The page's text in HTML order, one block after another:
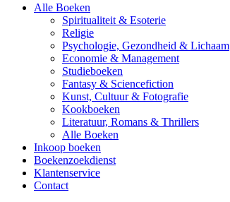
Alle Boeken
Spiritualiteit & Esoterie
Religie
Psychologie, Gezondheid & Lichaam
Economie & Management
Studieboeken
Fantasy & Sciencefiction
Kunst, Cultuur & Fotografie
Kookboeken
Literatuur, Romans & Thrillers
Alle Boeken
Inkoop boeken
Boekenzoekdienst
Klantenservice
Contact